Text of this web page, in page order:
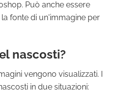
Può anche essere
fonte di un'immagine per
nascosti?
vengono visualizzati. I
in due situazioni: